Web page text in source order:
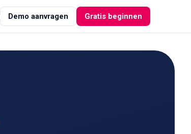
Demo aanvragen Gratis beginnen